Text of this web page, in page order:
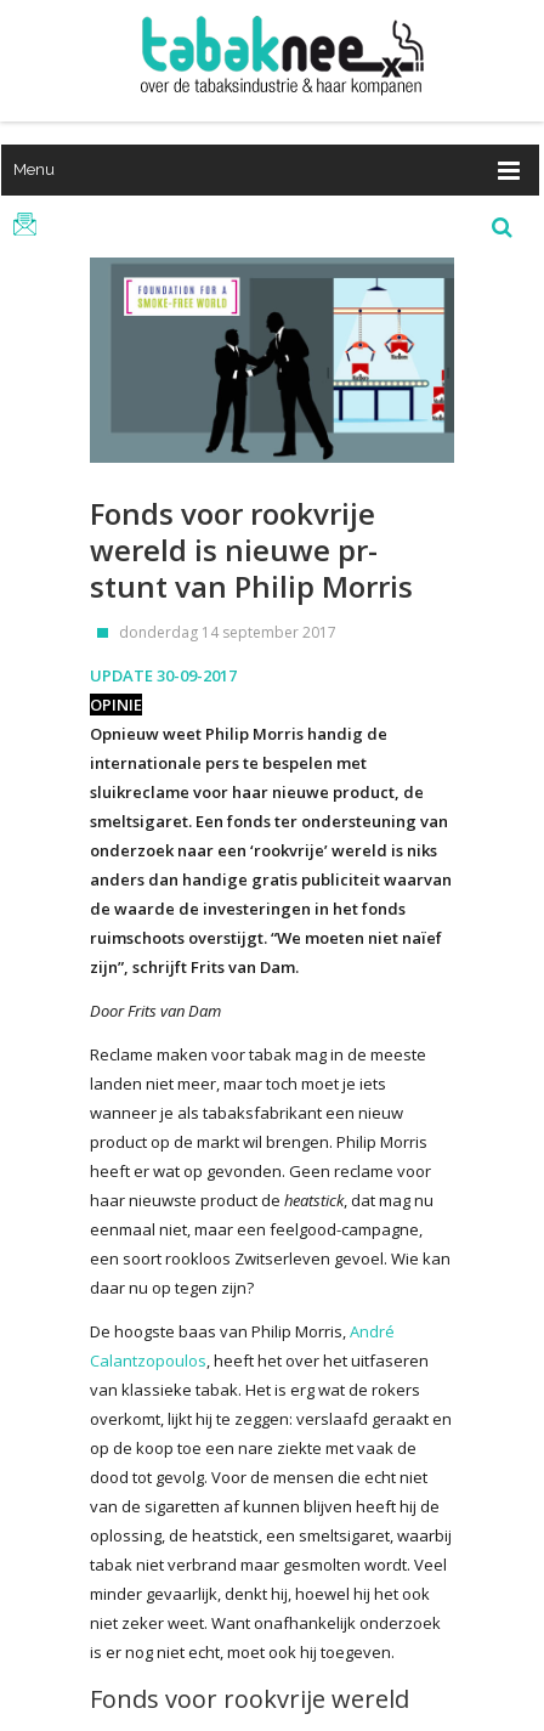
Menu
Fonds voor rookvrije
wereld is nieuwe pr-
stunt van Philip Morris
donderdag 14 september 2017
UPDATE 30-09-2017
OPINIE
Opnieuw weet Philip Morris handig de
internationale pers te bespelen met
sluikreclame voor haar nieuwe product, de
smeltsigaret. Een fonds ter ondersteuning van
onderzoek naar een ‘rookvrije’ wereld is niks
anders dan handige gratis publiciteit waarvan
de waarde de investeringen in het fonds
ruimschoots overstijgt. “We moeten niet naïef
zijn”, schrijft Frits van Dam.
Door Frits van Dam
Reclame maken voor tabak mag in de meeste
landen niet meer, maar toch moet je iets
wanneer je als tabaksfabrikant een nieuw
product op de markt wil brengen. Philip Morris
heeft er wat op gevonden. Geen reclame voor
haar nieuwste product de heatstick, dat mag nu
eenmaal niet, maar een feelgood-campagne,
een soort rookloos Zwitserleven gevoel. Wie kan
daar nu op tegen zijn?
De hoogste baas van Philip Morris,André
Calantzopoulos, heeft het over het uitfaseren
van klassieke tabak. Het is erg wat de rokers
overkomt, lijkt hij te zeggen: verslaafd geraakt en
op de koop toe een nare ziekte met vaak de
dood tot gevolg. Voor de mensen die echt niet
van de sigaretten af kunnen blijven heeft hij de
oplossing, de heatstick, een smeltsigaret, waarbij
tabak niet verbrand maar gesmolten wordt. Veel
minder gevaarlijk, denkt hij, hoewel hij het ook
niet zeker weet. Want onafhankelijk onderzoek
is er nog niet echt, moet ook hij toegeven.
Fonds voor rookvrije wereld